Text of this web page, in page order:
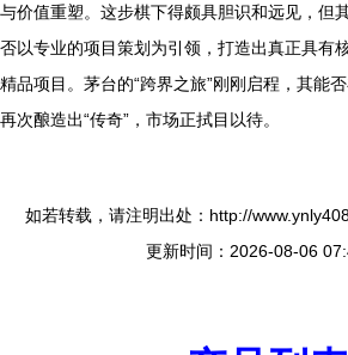
与价值重塑。这步棋下得颇具胆识和远见，但
否以专业的项目策划为引领，打造出真正具有
精品项目。茅台的“跨界之旅”刚刚启程，其能
再次酿造出“传奇”，市场正拭目以待。
如若转载，请注明出处：http://
更新时间：2026-08-06